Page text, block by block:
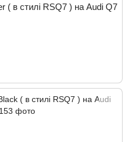
( в стилі RSQ7 ) на Audi Q7